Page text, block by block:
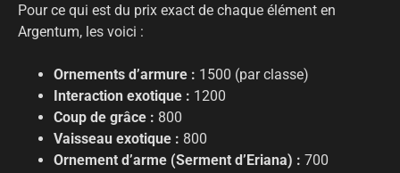
Pour ce qui est du prix exact de chaque élément en
Argentum, les voici :
Ornements d’armure : 1500 (par classe)
Interaction exotique : 1200
Coup de grâce : 800
Vaisseau exotique : 800
Ornement d’arme (Serment d’Eriana) : 700